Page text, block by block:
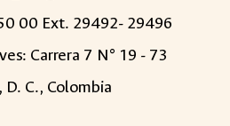
00 Ext. 29492- 29496
Carrera 7 N° 19 - 73
D. C., Colombia